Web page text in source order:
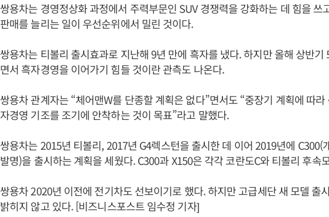
쌍용차는 경영정상화 과정에서 주력부문인 SUV 경쟁력을 강화하는 데 힘을 쓰
판매를 늘리는 일이 우선순위에서 밀린 것이다.
쌍용차는 티볼리 출시효과로 지난해 9년 만에 흑자를 냈다. 하지만 올해 상반기
면서 흑자경영을 이어가기 힘들 것이란 관측도 나온다.
쌍용차 관계자는 “체어맨W를 단종할 계획은 없다”면서도 “중장기 계획에 따
자경영 기조를 조기에 안착하는 것이 목표”라고 말했다.
쌍용차는 2015년 티볼리, 2017년 G4렉스턴을 출시한 데 이어 2019년에 C300(
발명)을 출시하는 계획을 세웠다. C300과 X150은 각각 코란도C와 티볼리 후속
쌍용차 2020년 이전에 전기차도 선보이기로 했다. 하지만 고급세단 새 모델 출
밝히지 않고 있다. [비즈니스포스트 임수정 기자]